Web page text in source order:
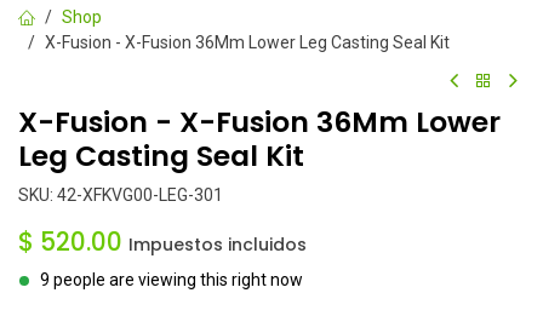
Shop
X-Fusion - X-Fusion 36Mm Lower Leg Casting Seal Kit
X-Fusion - X-Fusion 36Mm Lower
Leg Casting Seal Kit
SKU: 42-XFKVG00-LEG-301
$ 520.00 Impuestos incluidos
9 people are viewing this right now